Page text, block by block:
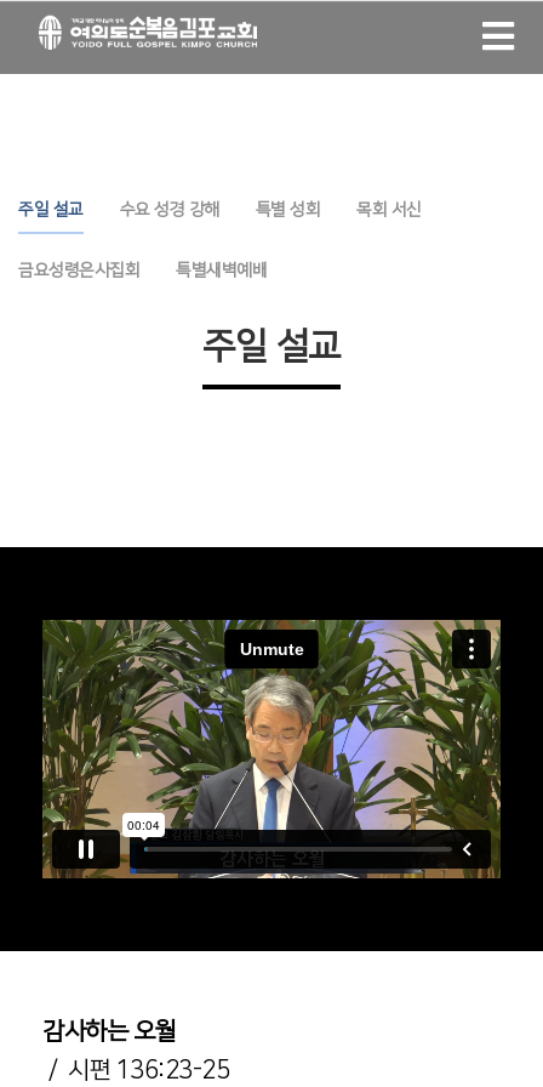
주일 설교 수요 성경 강해 특별 성회 목회 서신
금요성령은사집회 특별새벽예배
주일 설교
감사하는 오월
/ 시편 136:23-25